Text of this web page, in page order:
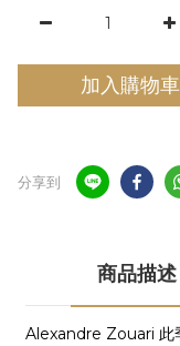
加入購物車
分享到
商品描述
Alexandre Zouari 此